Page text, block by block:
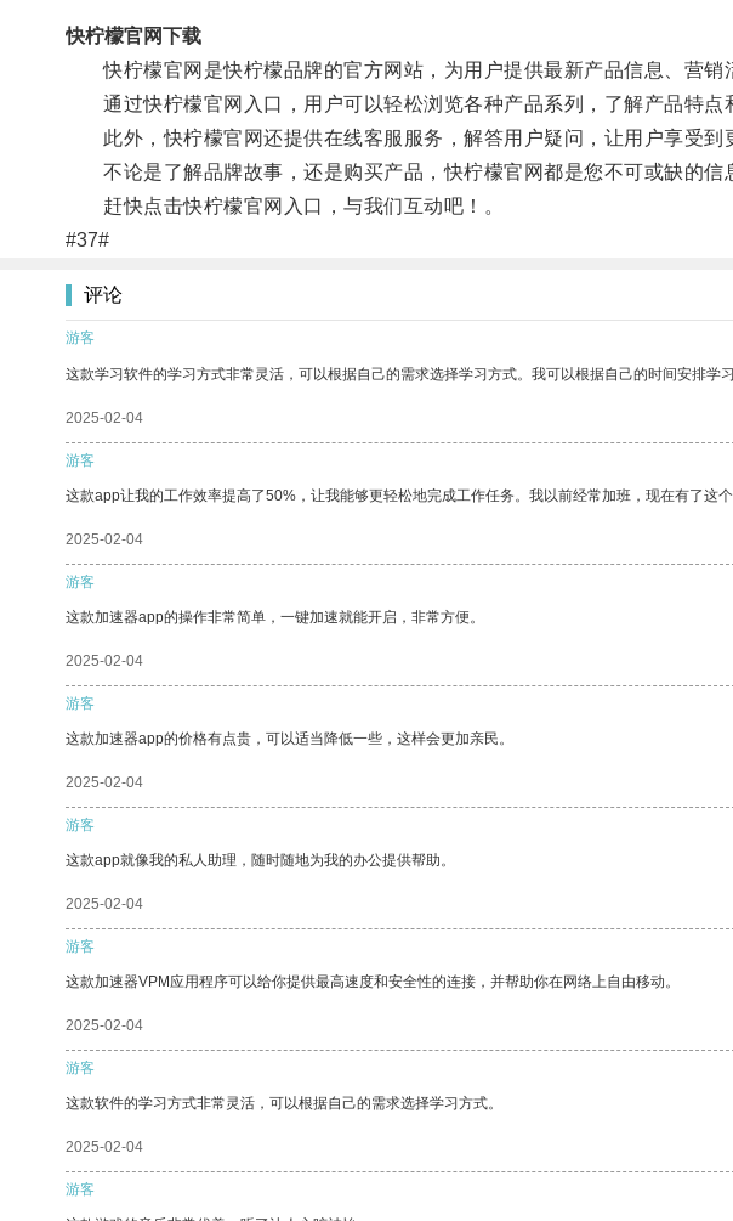
快柠檬官网下载
快柠檬官网是快柠檬品牌的官方网站，为用户提供最新产品信息、营销
通过快柠檬官网入口，用户可以轻松浏览各种产品系列，了解产品特点
此外，快柠檬官网还提供在线客服服务，解答用户疑问，让用户享受到
不论是了解品牌故事，还是购买产品，快柠檬官网都是您不可或缺的信
赶快点击快柠檬官网入口，与我们互动吧！。
#37#
评论
游客
这款学习软件的学习方式非常灵活，可以根据自己的需求选择学习方式。我可以根据自己的时间安排学习
2025-02-04
游客
这款app让我的工作效率提高了50%，让我能够更轻松地完成工作任务。我以前经常加班，现在有了这
2025-02-04
游客
这款加速器app的操作非常简单，一键加速就能开启，非常方便。
2025-02-04
游客
这款加速器app的价格有点贵，可以适当降低一些，这样会更加亲民。
2025-02-04
游客
这款app就像我的私人助理，随时随地为我的办公提供帮助。
2025-02-04
游客
这款加速器VPM应用程序可以给你提供最高速度和安全性的连接，并帮助你在网络上自由移动。
2025-02-04
游客
这款软件的学习方式非常灵活，可以根据自己的需求选择学习方式。
2025-02-04
游客